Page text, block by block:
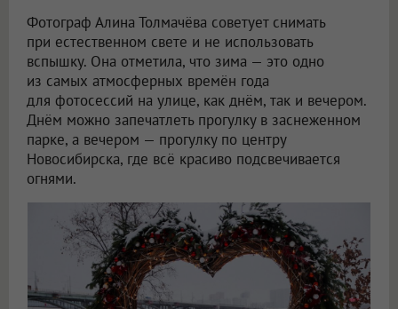
Фотограф Алина Толмачёва советует снимать
при естественном свете и не использовать
вспышку. Она отметила, что зима — это одно
из самых атмосферных времён года
для фотосессий на улице, как днём, так и вечером.
Днём можно запечатлеть прогулку в заснеженном
парке, а вечером — прогулку по центру
Новосибирска, где всё красиво подсвечивается
огнями.